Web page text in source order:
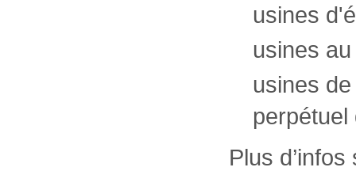
usines
usines
usines
Plus d’infos